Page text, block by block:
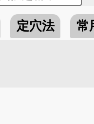
定穴法 常